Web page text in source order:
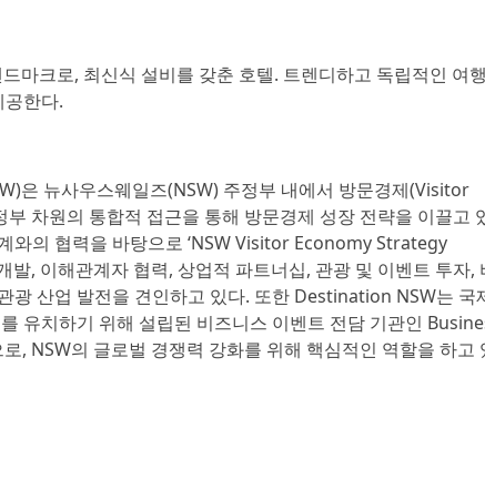
마크로, 최신식 설비를 갖춘 호텔. 트렌디하고 독립적인 여
한다.
은 뉴사우스웨일즈(NSW) 주정부 내에서 방문경제(Visitor
차원의 통합적 접근을 통해 방문경제 성장 전략을 이끌고
와의 협력을 바탕으로 ‘NSW Visitor Economy Strategy
발, 이해관계자 협력, 상업적 파트너십, 관광 및 이벤트 투자,
광 산업 발전을 견인하고 있다. 또한 Destination NSW는 국
유치하기 위해 설립된 비즈니스 이벤트 전담 기관인
, NSW의 글로벌 경쟁력 강화를 위해 핵심적인 역할을 하고